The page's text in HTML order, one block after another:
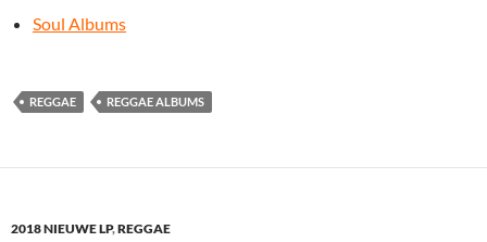
Soul Albums
REGGAE REGGAE ALBUMS
2018 NIEUWE LP,REGGAE